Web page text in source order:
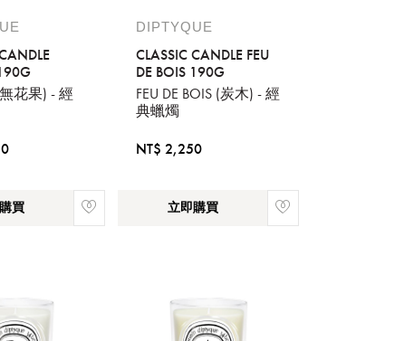
說
無花果) - 經
買
DIPTYQUE
CLASSIC CANDLE FEU
DE BOIS 190G
FEU DE BOIS (炭木) - 經
典蠟燭
NT$ 2,250
立即購買